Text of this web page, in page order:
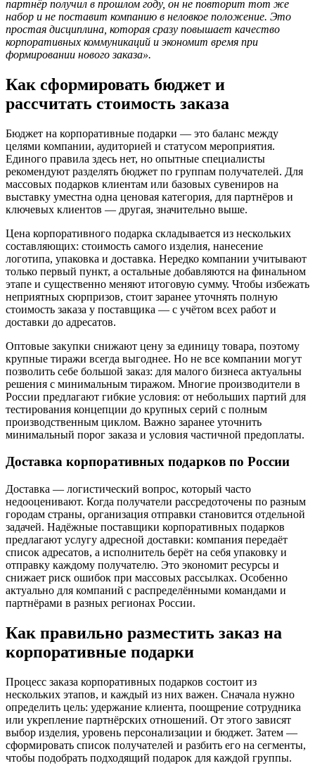
партнёр получил в прошлом году, он не повторит тот же
набор и не поставит компанию в неловкое положение. Это
простая дисциплина, которая сразу повышает качество
корпоративных коммуникаций и экономит время при
формировании нового заказа».
Как сформировать бюджет и
рассчитать стоимость заказа
Бюджет на корпоративные подарки — это баланс между
целями компании, аудиторией и статусом мероприятия.
Единого правила здесь нет, но опытные специалисты
рекомендуют разделять бюджет по группам получателей. Для
массовых подарков клиентам или базовых сувениров на
выставку уместна одна ценовая категория, для партнёров и
ключевых клиентов — другая, значительно выше.
Цена корпоративного подарка складывается из нескольких
составляющих: стоимость самого изделия, нанесение
логотипа, упаковка и доставка. Нередко компании учитывают
только первый пункт, а остальные добавляются на финальном
этапе и существенно меняют итоговую сумму. Чтобы избежать
неприятных сюрпризов, стоит заранее уточнять полную
стоимость заказа у поставщика — с учётом всех работ и
доставки до адресатов.
Оптовые закупки снижают цену за единицу товара, поэтому
крупные тиражи всегда выгоднее. Но не все компании могут
позволить себе большой заказ: для малого бизнеса актуальны
решения с минимальным тиражом. Многие производители в
России предлагают гибкие условия: от небольших партий для
тестирования концепции до крупных серий с полным
производственным циклом. Важно заранее уточнить
минимальный порог заказа и условия частичной предоплаты.
Доставка корпоративных подарков по России
Доставка — логистический вопрос, который часто
недооценивают. Когда получатели рассредоточены по разным
городам страны, организация отправки становится отдельной
задачей. Надёжные поставщики корпоративных подарков
предлагают услугу адресной доставки: компания передаёт
список адресатов, а исполнитель берёт на себя упаковку и
отправку каждому получателю. Это экономит ресурсы и
снижает риск ошибок при массовых рассылках. Особенно
актуально для компаний с распределёнными командами и
партнёрами в разных регионах России.
Как правильно разместить заказ на
корпоративные подарки
Процесс заказа корпоративных подарков состоит из
нескольких этапов, и каждый из них важен. Сначала нужно
определить цель: удержание клиента, поощрение сотрудника
или укрепление партнёрских отношений. От этого зависят
выбор изделия, уровень персонализации и бюджет. Затем —
сформировать список получателей и разбить его на сегменты,
чтобы подобрать подходящий подарок для каждой группы.